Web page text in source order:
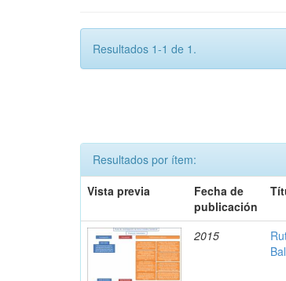
Resultados 1-1 de 1.
Resultados por ítem:
Vista previa
Fecha de
publicación
2015